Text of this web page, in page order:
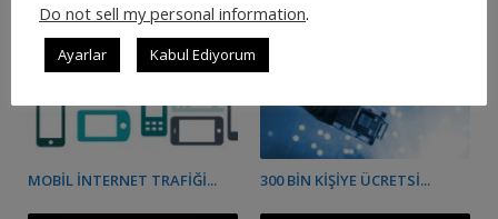
MOBIL İNTERNET TRAFIĞI... 300 BIN KIŞIYE ÜCRETSI...
Do not sell my personal information.
Ayarlar Kabul Ediyorum